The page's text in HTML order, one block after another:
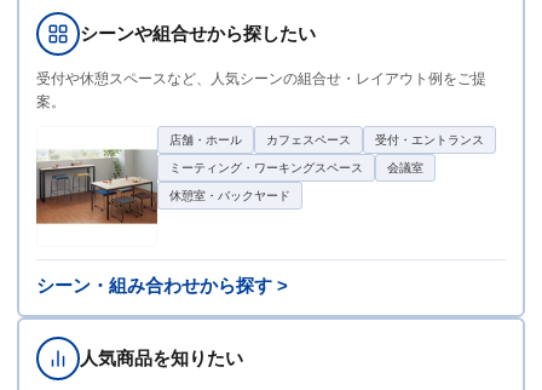
シーンや組合せから探したい
受付や休憩スペースなど、人気シーンの組合せ・レイアウト例をご提
案。
店舗・ホール カフェスペース 受付・エントランス
ミーティング・ワーキングスペース 会議室
休憩室・バックヤード
シーン・組み合わせから探す >
人気商品を知りたい